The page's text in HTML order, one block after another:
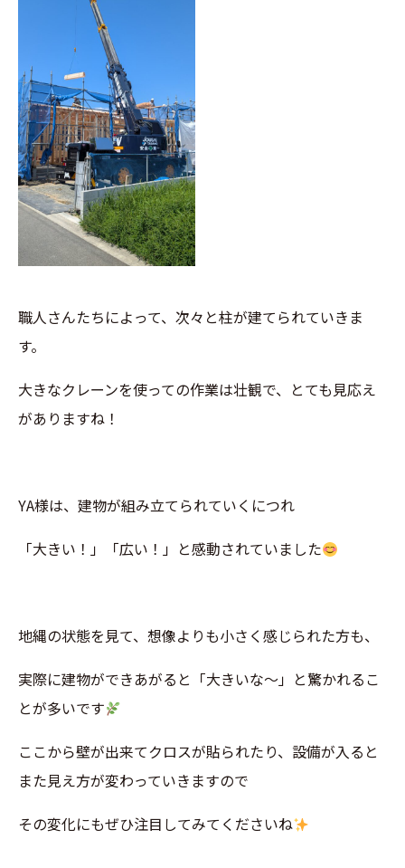
職人さんたちによって、次々と柱が建てられていきま
す。
大きなクレーンを使っての作業は壮観で、とても見応え
がありますね！
YA様は、建物が組み立てられていくにつれ
「大きい！」「広い！」と感動されていました
地縄の状態を見て、想像よりも小さく感じられた方も、
実際に建物ができあがると「大きいな～」と驚かれるこ
とが多いです
ここから壁が出来てクロスが貼られたり、設備が入ると
また見え方が変わっていきますので
その変化にもぜひ注目してみてくださいね